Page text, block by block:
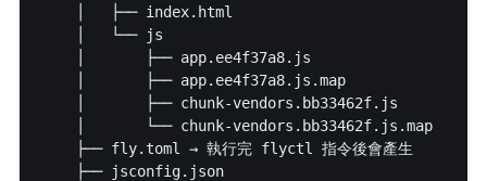
    │   ├── index.html
    │   └── js
    │       ├── app.ee4f37a8.js
    │       ├── app.ee4f37a8.js.map
    │       ├── chunk-vendors.bb33462f.js
    │       └── chunk-vendors.bb33462f.js.map
    ├── fly.toml → 執行完 flyctl 指令後會產生
    ├── jsconfig.json